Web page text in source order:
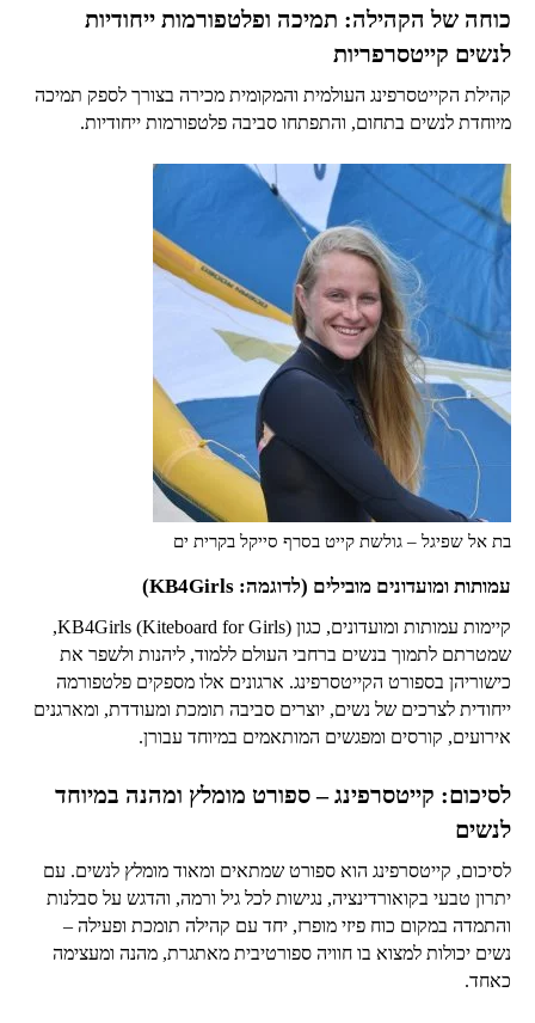
כוחה של הקהילה: תמיכה ופלטפורמות ייחודיות
לנשים קייטסרפריות
קהילת הקייטסרפינג העולמית והמקומית מכירה בצורך לספק תמיכה
מיוחדת לנשים בתחום, והתפתחו סביבה פלטפורמות ייחודיות.
בת אל שפיגל – גולשת קייט בסרף סייקל בקרית ים
עמותות ומועדונים מובילים (לדוגמה: KB4Girls)
קיימות עמותות ומועדונים, כגון KB4Girls (Kiteboard for Girls),
שמטרתם לתמוך בנשים ברחבי העולם ללמוד, ליהנות ולשפר את
כישוריהן בספורט הקייטסרפינג. ארגונים אלו מספקים פלטפורמה
ייחודית לצרכים של נשים, יוצרים סביבה תומכת ומעודדת, ומארגנים
אירועים, קורסים ומפגשים המותאמים במיוחד עבורן.
לסיכום: קייטסרפינג – ספורט מומלץ ומהנה במיוחד
לנשים
לסיכום, קייטסרפינג הוא ספורט שמתאים ומאוד מומלץ לנשים. עם
יתרון טבעי בקואורדינציה, נגישות לכל גיל ורמה, והדגש על סבלנות
והתמדה במקום כוח פיזי מופרז, יחד עם קהילה תומכת ופעילה –
נשים יכולות למצוא בו חוויה ספורטיבית מאתגרת, מהנה ומעצימה
כאחד.